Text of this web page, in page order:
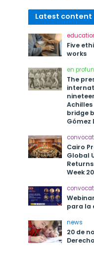
Latest content
Five
works
en
The
bridge
Gómez
Cairo
Global
Week
para la
news
20 de